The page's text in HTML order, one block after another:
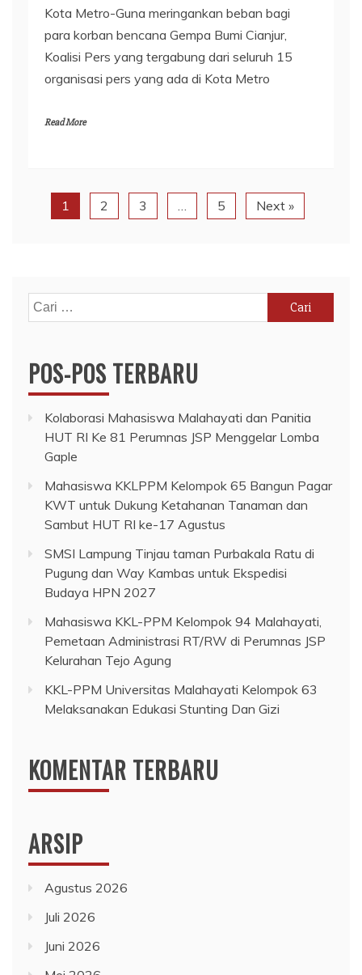
Kota Metro-Guna meringankan beban bagi
para korban bencana Gempa Bumi Cianjur,
Koalisi Pers yang tergabung dari seluruh 15
organisasi pers yang ada di Kota Metro
Read More
1 2 3 … 5 Next »
Cari
untuk:
POS-POS TERBARU
Kolaborasi Mahasiswa Malahayati dan Panitia
HUT RI Ke 81 Perumnas JSP Menggelar Lomba
Gaple
Mahasiswa KKLPPM Kelompok 65 Bangun Pagar
KWT untuk Dukung Ketahanan Tanaman dan
Sambut HUT RI ke-17 Agustus
SMSI Lampung Tinjau taman Purbakala Ratu di
Pugung dan Way Kambas untuk Ekspedisi
Budaya HPN 2027
Mahasiswa KKL-PPM Kelompok 94 Malahayati,
Pemetaan Administrasi RT/RW di Perumnas JSP
Kelurahan Tejo Agung
KKL-PPM Universitas Malahayati Kelompok 63
Melaksanakan Edukasi Stunting Dan Gizi
KOMENTAR TERBARU
ARSIP
Agustus 2026
Juli 2026
Juni 2026